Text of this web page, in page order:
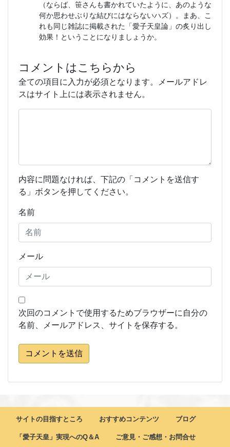
（ならば、笹さんも書かれていたように、あのような
何か思わせぶりな結びにはならないハズ）。まあ、こ
れも同じ雑誌に掲載された「愛子天皇論」の炙り出し
効果！ということになりましょうか。
コメントはこちらから
全ての項目に入力が必須となります。メールアドレ
スはサイト上には表示されません。
内容に問題なければ、下記の「コメントを送信す
る」ボタンを押してください。
名前
メール
次回のコメントで使用するためブラウザーに自分の
名前、メールアドレス、サイトを保存する。
コメントを送信
サイトの目指すところ おすすめコンテンツ ブログ
「愛子天皇」実現へのQ＆A ご意見・ご感想・お問合せ